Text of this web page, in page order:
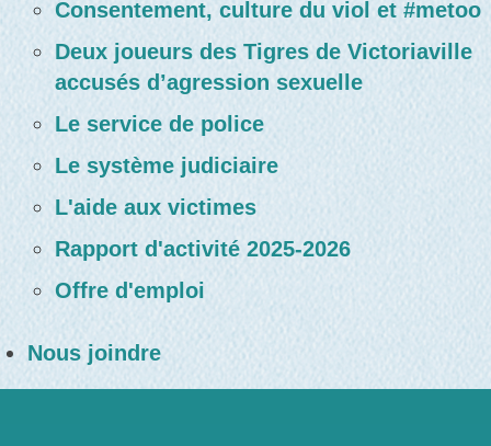
Consentement, culture du viol et #metoo
Deux joueurs des Tigres de Victoriaville
accusés d’agression sexuelle
Le service de police
Le système judiciaire
L'aide aux victimes
Rapport d'activité 2025-2026
Offre d'emploi
Nous joindre